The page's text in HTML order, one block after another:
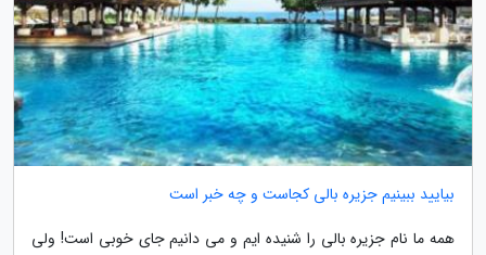
بیایید ببینیم جزیره بالی کجاست و چه خبر است
همه ما نام جزیره بالی را شنیده ایم و می دانیم جای خوبی است! ولی